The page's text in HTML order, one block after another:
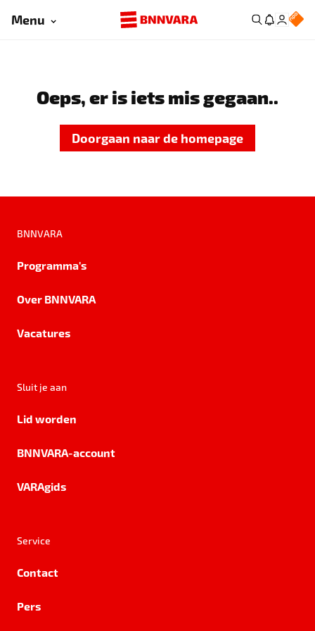
Menu
Oeps, er is iets mis gegaan..
Doorgaan naar de homepage
BNNVARA
Programma's
Over BNNVARA
Vacatures
Sluit je aan
Lid worden
BNNVARA-account
VARAgids
Service
Contact
Pers